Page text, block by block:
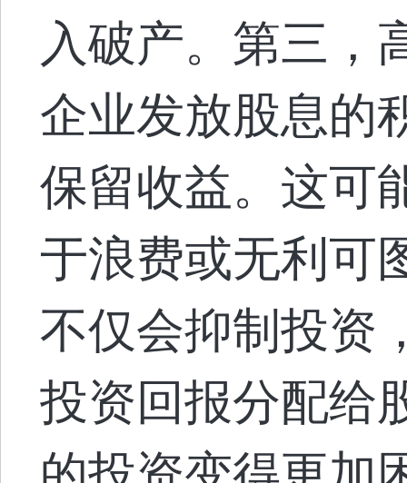
入破产。第三，
企业发放股息的
保留收益。这可
于浪费或无利可
不仅会抑制投资
投资回报分配给